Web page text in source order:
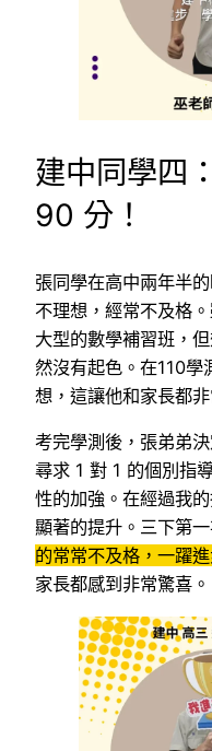
建中同學四
90 分！
張同學在高中兩年半
不理想，經常不及格
大型的數學補習班，
然沒有起色。在110學
想，這讓他和家長都非
考完學測後，張弟弟
尋求 1 對 1 的個別指
性的加強。在經過我
顯著的提升。三下第
的常常不及格，一躍
家長都感到非常驚喜。